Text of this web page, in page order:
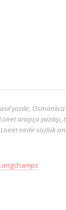
yazılır,
arapça
Loiret nedir sözlük